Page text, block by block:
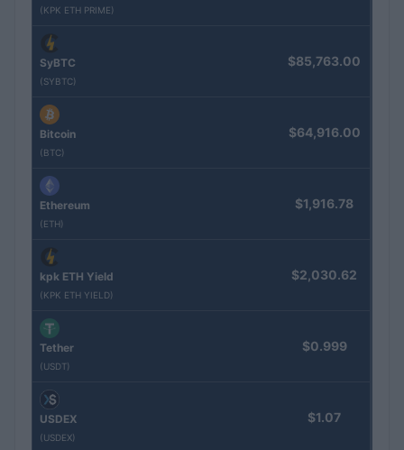
(KPK ETH PRIME)
SyBTC
(SYBTC)
$85,763.00
Bitcoin
(BTC)
$64,916.00
Ethereum
(ETH)
$1,916.78
kpk ETH Yield
(KPK ETH YIELD)
$2,030.62
Tether
(USDT)
$0.999
USDEX
(USDEX)
$1.07